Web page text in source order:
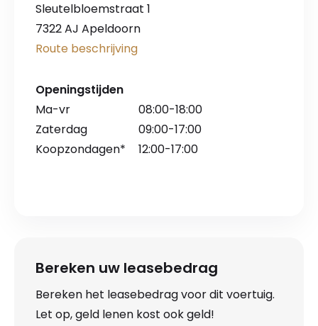
Sleutelbloemstraat 1
7322 AJ Apeldoorn
Route beschrijving
Openingstijden
Ma-vr
08:00-18:00
Zaterdag
09:00-17:00
Koopzondagen*
12:00-17:00
Bereken uw leasebedrag
Bereken het leasebedrag voor dit voertuig.
Let op, geld lenen kost ook geld!